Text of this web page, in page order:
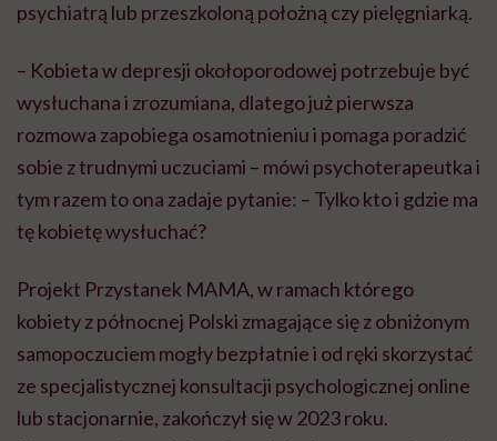
psychiatrą lub przeszkoloną położną czy pielęgniarką.
– Kobieta w depresji okołoporodowej potrzebuje być
wysłuchana i zrozumiana, dlatego już pierwsza
rozmowa zapobiega osamotnieniu i pomaga poradzić
sobie z trudnymi uczuciami – mówi psychoterapeutka i
tym razem to ona zadaje pytanie: – Tylko kto i gdzie ma
tę kobietę wysłuchać?
Projekt Przystanek MAMA, w ramach którego
kobiety z północnej Polski zmagające się z obniżonym
samopoczuciem mogły bezpłatnie i od ręki skorzystać
ze specjalistycznej konsultacji psychologicznej online
lub stacjonarnie, zakończył się w 2023 roku.